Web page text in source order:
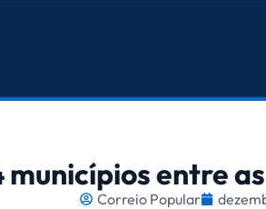
municípios entre
Correio Popular